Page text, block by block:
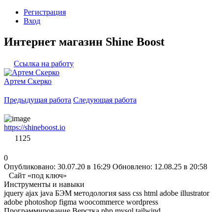
Регистрация
Вход
Интернет магазин Shine Boost
Ссылка на работу
Артем Скерко
Предыдущая работа Следующая работа
https://shineboost.io
1125
0
Опубликовано: 30.07.20 в 16:29 Обновлено: 12.08.25 в 20:58
Сайт «под ключ»
Инструменты и навыки
jquery ajax java БЭМ методология sass css html adobe illustrator
adobe photoshop figma woocommerce wordpress